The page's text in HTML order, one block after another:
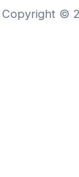
Copyright ©